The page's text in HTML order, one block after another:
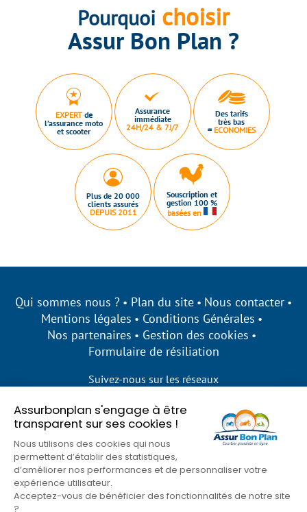
Assurbonplan s'engage à être
transparent sur ses cookies !
Nous utilisons des cookies qui nous
permettent d’établir des statistiques,
d’améliorer nos performances et de personnaliser votre
expérience utilisateur.
Acceptez-vous de bénéficier des fonctionnalités de notre site
?
Pourquoi choisir
Assur Bon Plan ?
EXPERTde
l’assurance moto
et scooter
Assurance
immédiate
24H/24 & 7J/7
Des tarifs
très bas
= ECONOMIES
Plus de 20 000
clients assurés
DEPUIS 2011
Souscription et
gestion 100 %
basées en
Qui sommes nous ? Plan du site
Nous contacter
Mentions légales
Conditions Générales
Nos partenaires
Gestion des cookies
Formulaire de résiliation
Suivez-nous sur les réseaux